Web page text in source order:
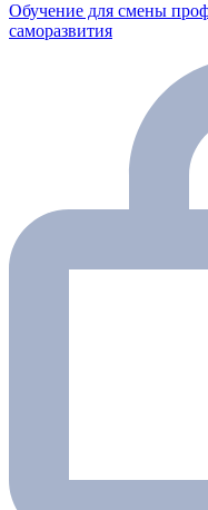
Обучение для смены
саморазвития